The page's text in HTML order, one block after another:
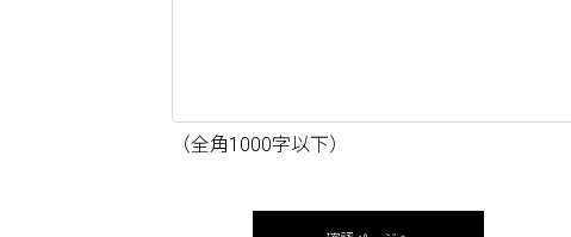
（全角1000字以下）